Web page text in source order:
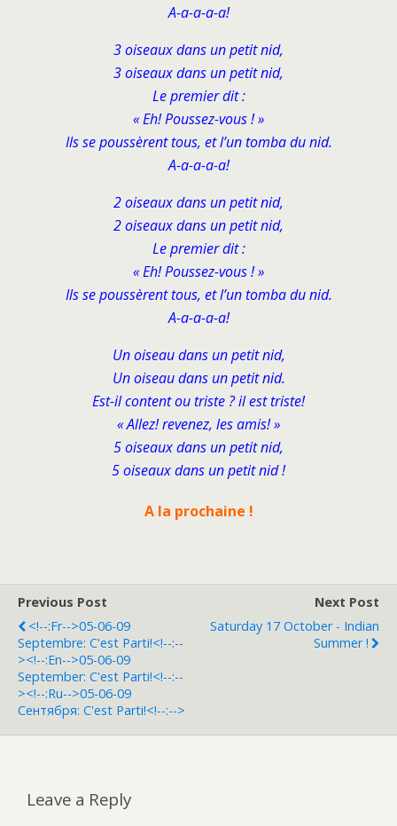
A-a-a-a-a!
3 oiseaux dans un petit nid,
3 oiseaux dans un petit nid,
Le premier dit :
« Eh! Poussez-vous ! »
Ils se poussèrent tous, et l’un tomba du nid.
A-a-a-a-a!
2 oiseaux dans un petit nid,
2 oiseaux dans un petit nid,
Le premier dit :
« Eh! Poussez-vous ! »
Ils se poussèrent tous, et l’un tomba du nid.
A-a-a-a-a!
Un oiseau dans un petit nid,
Un oiseau dans un petit nid.
Est-il content ou triste ? il est triste!
« Allez! revenez, les amis! »
5 oiseaux dans un petit nid,
5 oiseaux dans un petit nid !
A la prochaine !
Previous Post
<!--:fr-->05-06-09
Septembre: C'est Parti!<!--:--
><!--:en-->05-06-09
September: C'est Parti!<!--:--
><!--:ru-->05-06-09
Сентября: C'est Parti!<!--:-->
Next Post
Saturday 17 October - Indian
Summer !
Leave a Reply